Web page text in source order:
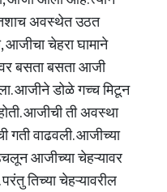
अवस्थेत उठत
चेहरा घामाने
बसता बसता आजी
आजीने डोळे गच्च मिटून
आजीची ती अवस्था
वाढवली. आजीच्या
आजीच्या चेहऱ्यावर
तिच्या चेहऱ्यावरील